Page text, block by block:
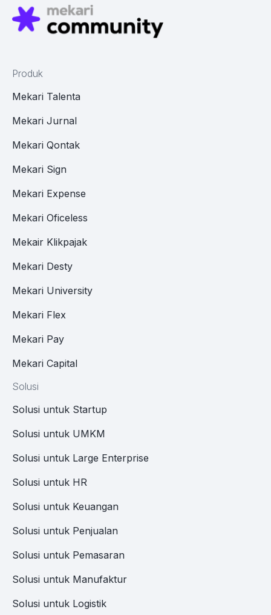
Produk
Mekari Talenta
Mekari Jurnal
Mekari Qontak
Mekari Sign
Mekari Expense
Mekari Oficeless
Mekair Klikpajak
Mekari Desty
Mekari University
Mekari Flex
Mekari Pay
Mekari Capital
Solusi
Solusi untuk Startup
Solusi untuk UMKM
Solusi untuk Large Enterprise
Solusi untuk HR
Solusi untuk Keuangan
Solusi untuk Penjualan
Solusi untuk Pemasaran
Solusi untuk Manufaktur
Solusi untuk Logistik